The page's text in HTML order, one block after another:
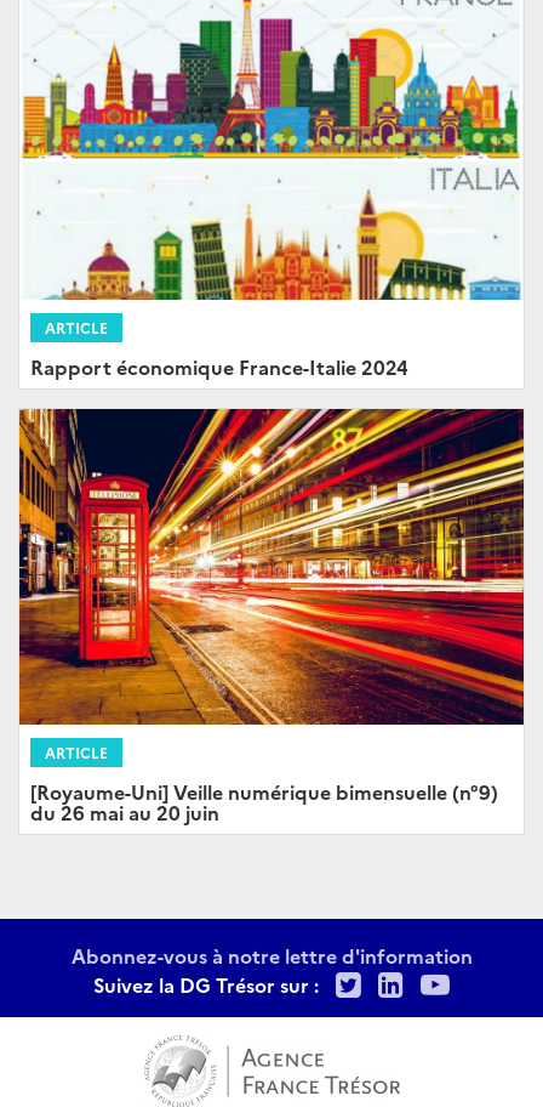
ARTICLE
Rapport économique France-Italie 2024
ARTICLE
[Royaume-Uni] Veille numérique bimensuelle (n°9)
du 26 mai au 20 juin
Abonnez-vous à notre lettre d'information
Suivez la DG Trésor sur :
TwitterLinkedIn